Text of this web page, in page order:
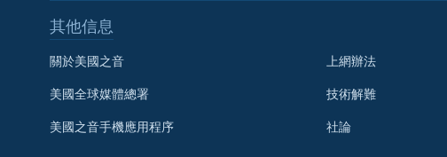
其他語言網站
其他信息
關於美國之音
美國全球媒體總署
美國之音手機應用程序
上網辦法
技術解難
社論